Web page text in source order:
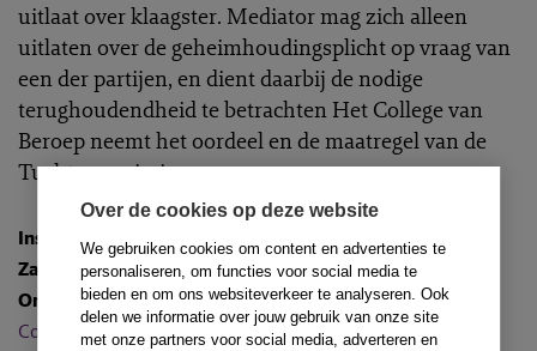
Over de cookies op deze website
We gebruiken cookies om content en advertenties te
personaliseren, om functies voor social media te
bieden en om ons websiteverkeer te analyseren. Ook
delen we informatie over jouw gebruik van onze site
met onze partners voor social media, adverteren en
uitlaat over klaagster. Mediator mag zich alleen
uitlaten over de geheimhoudingsplicht op vraag van
een der partijen, en dient daarbij de nodige
terughoudendheid te betrachten Het College van
Beroep neemt het oordeel en de maatregel van de
Tuchtcommissie over.
Instantie
College van Beroep (tweede aanleg)
Zaaknummer: B-2016-10
Onderwerpen:Beroepsethiek en integriteit,
Competentie,Geheimhouding derden Onafhankelijkheid